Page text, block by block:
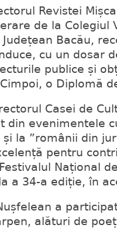
Revistei
de la Colegiul
Bacău,
cu un dosar
publice și
o Diplomă
Casei de
din evenimentele
la ”românii din
pentru
Național
a 34-a ediție, în
a
alături de